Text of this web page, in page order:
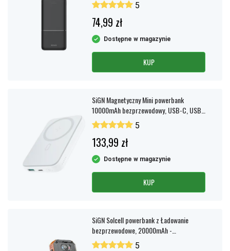
5
74,99 zł
Dostępne w magazynie
KUP
SiGN Magnetyczny Mini powerbank
10000mAh bezprzewodowy, USB-C, USB-
A, biały
5
133,99 zł
Dostępne w magazynie
KUP
SiGN Solcell powerbank z Ładowanie
bezprzewodowe, 20000mAh -
Pomarańczowy 5